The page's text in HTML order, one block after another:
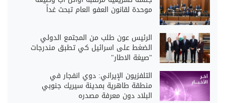
موحدة لقانون العفو العام تبحث غداً
الرئيس عون طلب من المجتمع الدولي
الضغط على اسرائيل كي تطبق مندرجات
"صيغة الاطار"
التلفزيون الإيراني: دوي انفجار في
منطقة طاهرية بمدينة سيريك جنوبي
البلاد دون معرفة مصدره